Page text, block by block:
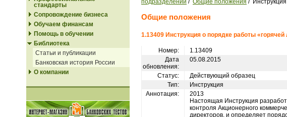
стандарты
Сопровождение бизнеса
Обучаем финансам
Помощь в обучении
Библиотека
Статьи и публикации
Банковская история России
О компании
подразделений / Общие положения /
Общие положения
1.13409 Инструкция о порядке работы «горячей
Номер:
1.13409
Дата
обновления:
05.08.2015
Статус:
Действующий образец
Тип:
Инструкция
Аннотация:
2013
Настоящая Инструкция
контроля Акционерного
директоров, и определяет